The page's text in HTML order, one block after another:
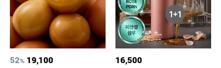
52% 19,100 16,500